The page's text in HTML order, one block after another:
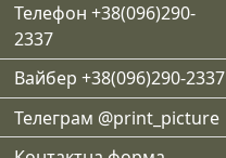
Телефон +38(096)290-
2337
Вайбер +38(096)290-2337
Телеграм @print_picture